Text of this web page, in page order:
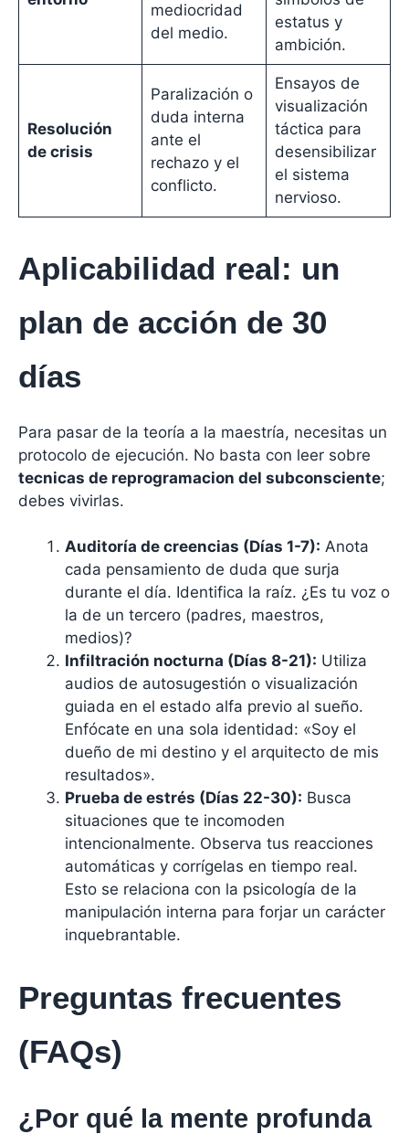
mediocridad
del medio.
estatus y
ambición.
Resolución
de crisis
Paralización o
duda interna
ante el
rechazo y el
conflicto.
Ensayos de
visualización
táctica para
desensibilizar
el sistema
nervioso.
Aplicabilidad real: un
plan de acción de 30
días
Para pasar de la teoría a la maestría, necesitas un
protocolo de ejecución. No basta con leer sobre
tecnicas de reprogramacion del subconsciente;
debes vivirlas.
Auditoría de creencias (Días 1-7): Anota
cada pensamiento de duda que surja
durante el día. Identifica la raíz. ¿Es tu voz o
la de un tercero (padres, maestros,
medios)?
Infiltración nocturna (Días 8-21): Utiliza
audios de autosugestión o visualización
guiada en el estado alfa previo al sueño.
Enfócate en una sola identidad: «Soy el
dueño de mi destino y el arquitecto de mis
resultados».
Prueba de estrés (Días 22-30): Busca
situaciones que te incomoden
intencionalmente. Observa tus reacciones
automáticas y corrígelas en tiempo real.
Esto se relaciona con la psicología de la
manipulación interna para forjar un carácter
inquebrantable.
Preguntas frecuentes
(FAQs)
¿Por qué la mente profunda